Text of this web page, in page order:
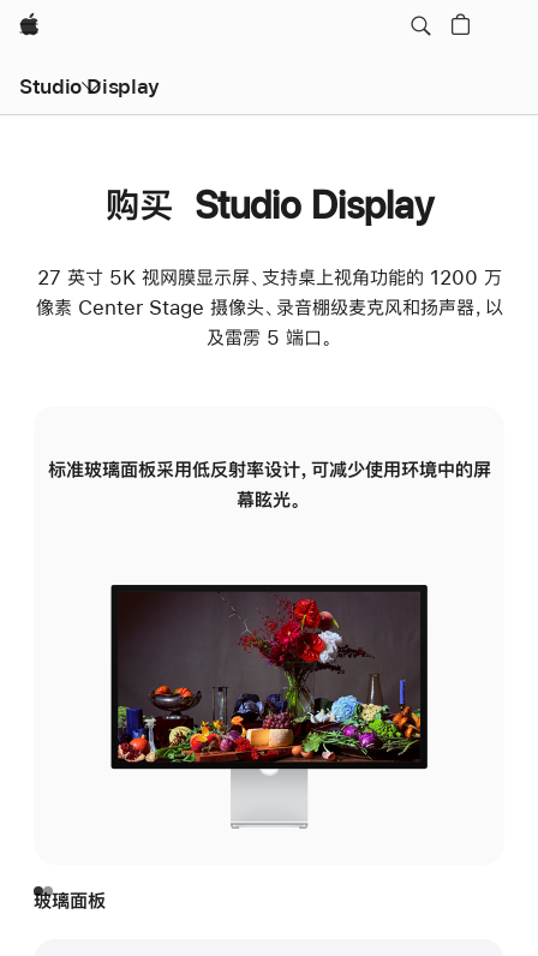
Apple
Studio Display
购买 Studio Display
27 英寸 5K 视网膜显示屏、支持桌上视角功能的 1200 万
像素 Center Stage 摄像头、录音棚级麦克风和扬声器，以
及雷雳 5 端口。
标准玻璃面板采用低反射率设计，可减少使用环境中的屏
幕眩光。
玻璃面板